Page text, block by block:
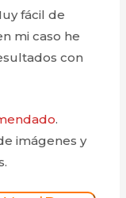
fácil de
mi caso he
con
.
imágenes y